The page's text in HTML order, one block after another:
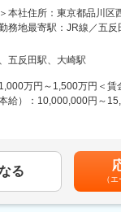
設けておりますので、全
ん。
】
cloud(GKE)
、Spinnaker、
ボーディング研修（数日
だきます。CI/CDパイプラ
動デプロイの仕組みを整
感あるリリースをできる
環境の近代化や自動化に
する開発スピードと品質
の戦略立案・設計を主導
ラインの整備（自動テス
本社住所：東京都品川区
務地最寄駅：JR線／五反
範囲：会社の定める事業
五反田駅、大崎駅
万円～1,500万円＜賃
給）：10,000,000円～
)は固定手当を含めた表記
る
（